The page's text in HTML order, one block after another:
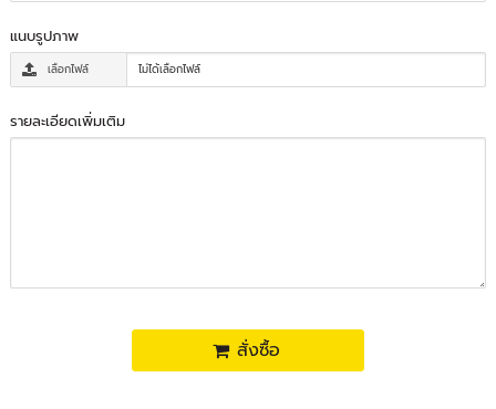
แนบรูปภาพ
เลือกไฟล์ ไม่ได้เลือกไฟล์
รายละเอียดเพิ่มเติม
สั่งซื้อ